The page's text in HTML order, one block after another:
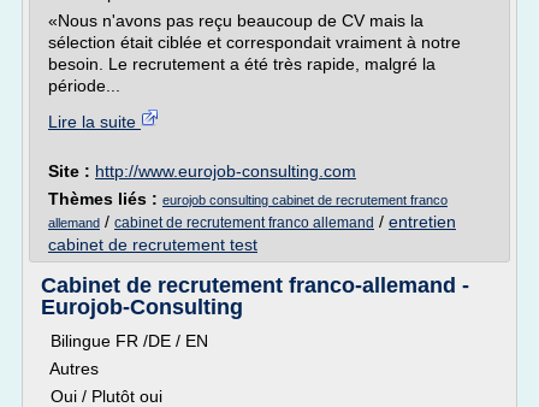
«Nous n'avons pas reçu beaucoup de CV mais la
sélection était ciblée et correspondait vraiment à notre
besoin. Le recrutement a été très rapide, malgré la
période...
Lire la suite
Site : http://www.eurojob-consulting.com
Thèmes liés : eurojob consulting cabinet de recrutement franco
allemand / cabinet de recrutement franco allemand / entretien
cabinet de recrutement test
Cabinet de recrutement franco-allemand -
Eurojob-Consulting
Bilingue FR /DE / EN
Autres
Oui / Plutôt oui